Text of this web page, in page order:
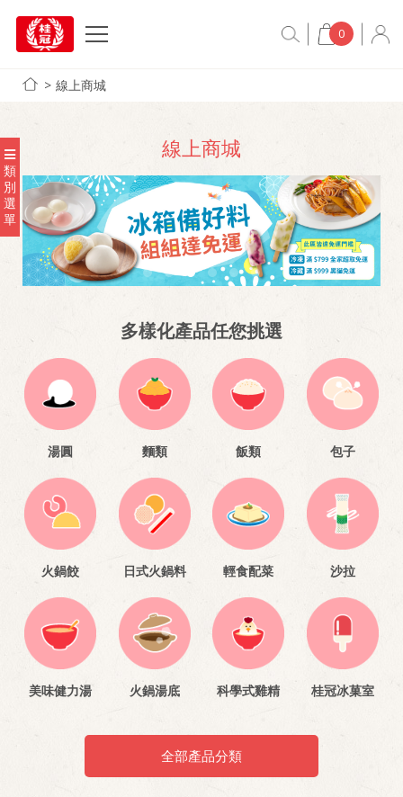
0
線上商城
類
別
選
單
線上商城
多樣化產品任您挑選
湯圓 麵類 飯類 包子
火鍋餃 日式火鍋料 輕食配菜 沙拉
美味健力湯 火鍋湯底 科學式雞精 桂冠冰菓室
全部產品分類